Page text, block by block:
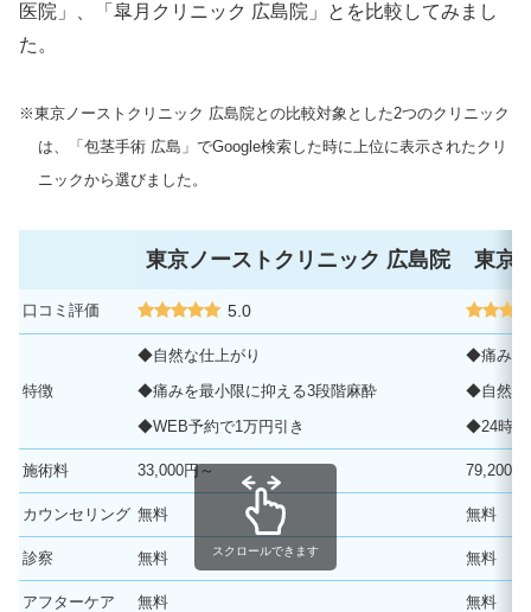
医院」、「皐月クリニック 広島院」とを比較してみまし
た。
※東京ノーストクリニック 広島院との比較対象とした2つのクリニック
は、「包茎手術 広島」でGoogle検索した時に上位に表示されたクリ
ニックから選びました。
東京ノーストクリニック 広島院 東京
口コミ評価 5.0
特徴
◆自然な仕上がり
◆痛みを最小限に抑える3段階麻酔
◆WEB予約で1万円引き
◆痛みを
◆自然な
◆24時間
施術料 33,000円～ 79,200円
カウンセリング 無料 無料
診察 無料 無料
アフターケア 無料 無料
スクロールできます